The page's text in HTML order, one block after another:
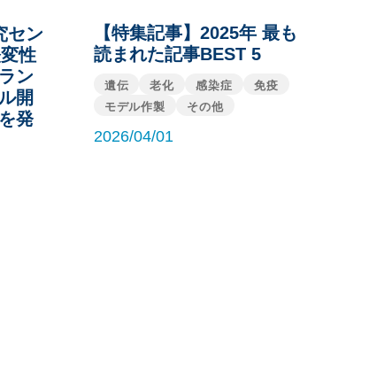
セン
性
ン
開
発
【特集記事】2025年 最も
読まれた記事BEST 5
遺伝 老化 感染症
免疫
モデル作製
その他
2026/04/01